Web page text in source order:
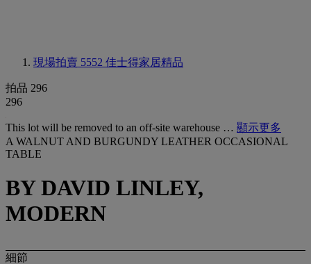
現場拍賣 5552 佳士得家居精品
拍品 296
296
This lot will be removed to an off-site warehouse … 顯示更多
A WALNUT AND BURGUNDY LEATHER OCCASIONAL
TABLE
BY DAVID LINLEY,
MODERN
細節